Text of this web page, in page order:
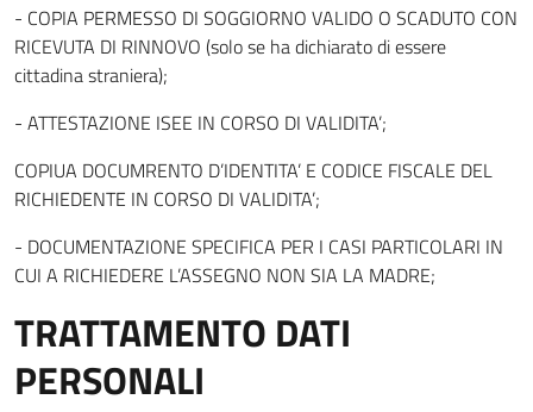
- COPIA PERMESSO DI SOGGIORNO VALIDO O SCADUTO CON
RICEVUTA DI RINNOVO (solo se ha dichiarato di essere
cittadina straniera);
- ATTESTAZIONE ISEE IN CORSO DI VALIDITA’;
COPIUA DOCUMRENTO D’IDENTITA’ E CODICE FISCALE DEL
RICHIEDENTE IN CORSO DI VALIDITA’;
- DOCUMENTAZIONE SPECIFICA PER I CASI PARTICOLARI IN
CUI A RICHIEDERE L’ASSEGNO NON SIA LA MADRE;
TRATTAMENTO DATI
PERSONALI